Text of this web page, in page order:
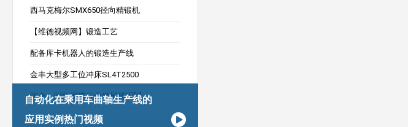
西马克梅尔SMX650径向精锻机
【维德视频网】锻造工艺
配备库卡机器人的锻造生产线
金丰大型多工位冲床SL4T2500
张金：国际锻造行业发展情况[1]
自动化在乘用车曲轴生产线的
应用实例热门视频